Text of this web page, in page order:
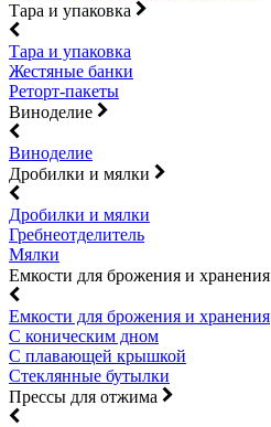
Тара и упаковка
Тара и упаковка
Жестяные банки
Реторт-пакеты
Виноделие
Виноделие
Дробилки и мялки
Дробилки и мялки
Гребнеотделитель
Мялки
Емкости для брожения и хранения
Емкости для брожения и хранения
С коническим дном
С плавающей крышкой
Стеклянные бутылки
Прессы для отжима